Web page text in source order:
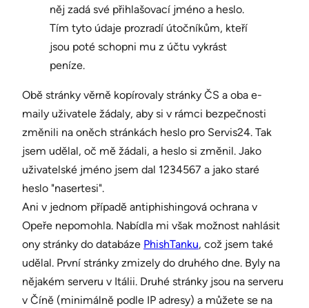
něj zadá své přihlašovací jméno a heslo.
Tím tyto údaje prozradí útočníkům, kteří
jsou poté schopni mu z účtu vykrást
peníze.
Obě stránky věrně kopírovaly stránky ČS a oba e-
maily uživatele žádaly, aby si v rámci bezpečnosti
změnili na oněch stránkách heslo pro Servis24. Tak
jsem udělal, oč mě žádali, a heslo si změnil. Jako
uživatelské jméno jsem dal 1234567 a jako staré
heslo "nasertesi".
Ani v jednom případě antiphishingová ochrana v
Opeře nepomohla. Nabídla mi však možnost nahlásit
ony stránky do databáze PhishTanku, což jsem také
udělal. První stránky zmizely do druhého dne. Byly na
nějakém serveru v Itálii. Druhé stránky jsou na serveru
v Číně (minimálně podle IP adresy) a můžete se na